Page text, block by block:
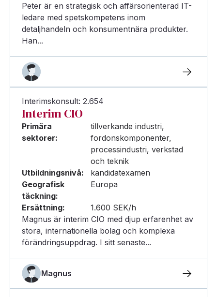
Peter är en strategisk och affärsorienterad IT-
ledare med spetskompetens inom
detaljhandeln och konsumentnära produkter.
Han...
Interimskonsult: 2.654
Interim CIO
Primära
sektorer:
tillverkande industri,
fordonskomponenter,
processindustri, verkstad
och teknik
Utbildningsnivå:
kandidatexamen
Geografisk
täckning:
Europa
Ersättning:
1.600 SEK/h
Magnus är interim CIO med djup erfarenhet av
stora, internationella bolag och komplexa
förändringsuppdrag. I sitt senaste...
Magnus